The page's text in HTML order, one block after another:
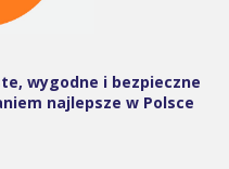
wygodne i bezpieczne
najlepsze w Polsce